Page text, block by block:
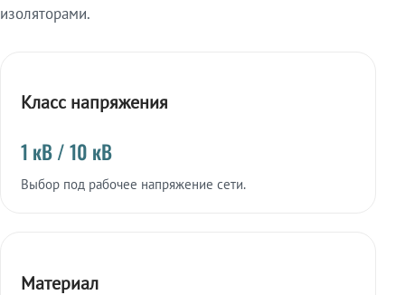
изоляторами.
Класс напряжения
1 кВ / 10 кВ
Выбор под рабочее напряжение сети.
Материал